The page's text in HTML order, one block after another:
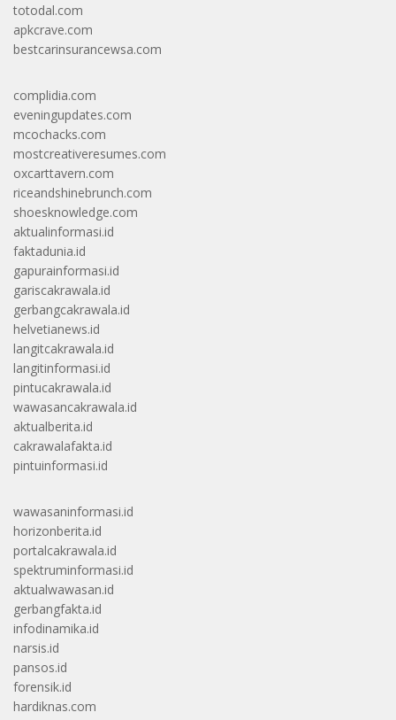
totodal.com
apkcrave.com
bestcarinsurancewsa.com
complidia.com
eveningupdates.com
mcochacks.com
mostcreativeresumes.com
oxcarttavern.com
riceandshinebrunch.com
shoesknowledge.com
aktualinformasi.id
faktadunia.id
gapurainformasi.id
gariscakrawala.id
gerbangcakrawala.id
helvetianews.id
langitcakrawala.id
langitinformasi.id
pintucakrawala.id
wawasancakrawala.id
aktualberita.id
cakrawalafakta.id
pintuinformasi.id
wawasaninformasi.id
horizonberita.id
portalcakrawala.id
spektruminformasi.id
aktualwawasan.id
gerbangfakta.id
infodinamika.id
narsis.id
pansos.id
forensik.id
hardiknas.com